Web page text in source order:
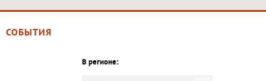
СОБЫТИЯ
В регионе: